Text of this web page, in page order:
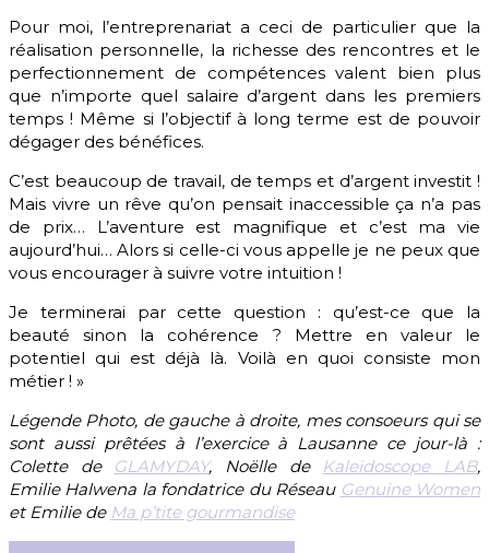
Pour moi, l’entreprenariat a ceci de particulier que la
réalisation personnelle, la richesse des rencontres et le
perfectionnement de compétences valent bien plus
que n’importe quel salaire d’argent dans les premiers
temps ! Même si l’objectif à long terme est de pouvoir
dégager des bénéfices.
C’est beaucoup de travail, de temps et d’argent investit !
Mais vivre un rêve qu’on pensait inaccessible ça n’a pas
de prix… L’aventure est magnifique et c’est ma vie
aujourd’hui… Alors si celle-ci vous appelle je ne peux que
vous encourager à suivre votre intuition !
Je terminerai par cette question : qu’est-ce que la
beauté sinon la cohérence ? Mettre en valeur le
potentiel qui est déjà là. Voilà en quoi consiste mon
métier ! »
Légende Photo, de gauche à droite, mes consoeurs qui se
sont aussi prêtées à l’exercice à Lausanne ce jour-là :
Colette de GLAMYDAY, Noëlle de Kaleïdoscope LAB,
Emilie Halwena la fondatrice du Réseau Genuine Women
et Emilie de Ma p’tite gourmandise